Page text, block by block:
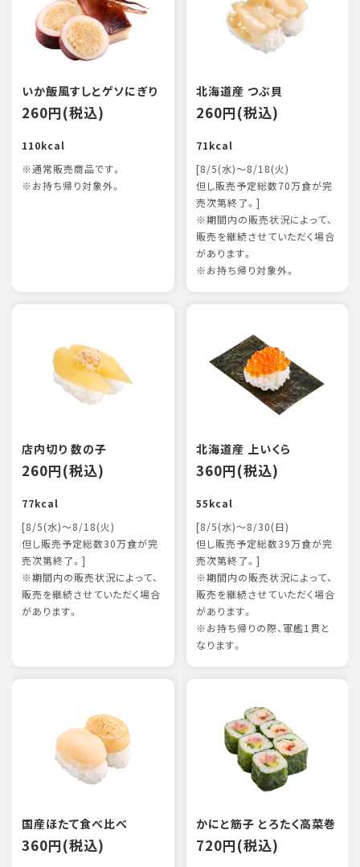
いか飯風すしとゲソにぎり
260円(税込)
110kcal
※通常販売商品です。
※お持ち帰り対象外。
北海道産 つぶ貝
260円(税込)
71kcal
[8/5(水)～8/18(火)
但し販売予定総数70万食が完
売次第終了。]
※期間内の販売状況によって、
販売を継続させていただく場合
があります。
※お持ち帰り対象外。
店内切り 数の子
260円(税込)
77kcal
[8/5(水)～8/18(火)
但し販売予定総数30万食が完
売次第終了。]
※期間内の販売状況によって、
販売を継続させていただく場合
があります。
北海道産 上いくら
360円(税込)
55kcal
[8/5(水)～8/30(日)
但し販売予定総数39万食が完
売次第終了。]
※期間内の販売状況によって、
販売を継続させていただく場合
があります。
※お持ち帰りの際、軍艦1貫と
なります。
国産ほたて食べ比べ
360円(税込)
かにと筋子 とろたく高菜巻
720円(税込)